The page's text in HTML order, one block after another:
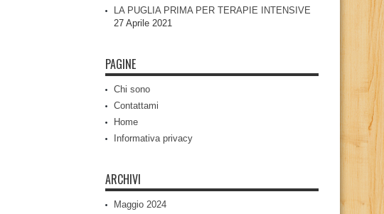
LA PUGLIA PRIMA PER TERAPIE INTENSIVE
27 Aprile 2021
PAGINE
Chi sono
Contattami
Home
Informativa privacy
ARCHIVI
Maggio 2024